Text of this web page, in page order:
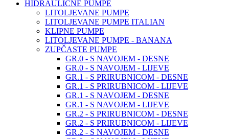
HIDRAULIČNE PUMPE
LITOLJEVANE PUMPE
LITOLJEVANE PUMPE ITALIAN
KLIPNE PUMPE
LITOLJEVANE PUMPE - BANANA
ZUPČASTE PUMPE
GR.0 - S NAVOJEM - DESNE
GR.0 - S NAVOJEM - LIJEVE
GR.1 - S PRIRUBNICOM - DESNE
GR.1 - S PRIRUBNICOM - LIJEVE
GR.1 - S NAVOJEM - DESNE
GR.1 - S NAVOJEM - LIJEVE
GR.2 - S PRIRUBNICOM - DESNE
GR.2 - S PRIRUBNICOM - LIJEVE
GR.2 - S NAVOJEM - DESNE